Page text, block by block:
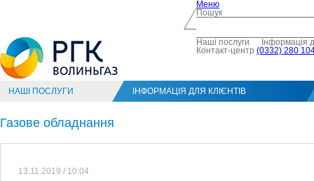
Меню
Пошук
Наші послуги
Інформація
Контакт-центр (0332) 280
НАШІ ПОСЛУГИ ІНФОРМАЦІЯ ДЛЯ КЛІЄНТІВ
Газове обладнання
13.11.2019 / 10:04